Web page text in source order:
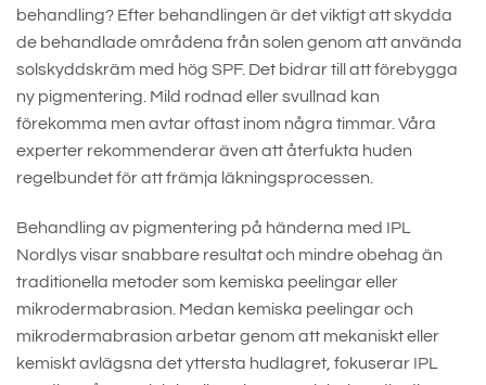
behandling? Efter behandlingen är det viktigt att skydda
de behandlade områdena från solen genom att använda
solskyddskräm med hög SPF. Det bidrar till att förebygga
ny pigmentering. Mild rodnad eller svullnad kan
förekomma men avtar oftast inom några timmar. Våra
experter rekommenderar även att återfukta huden
regelbundet för att främja läkningsprocessen.
Behandling av pigmentering på händerna med IPL
Nordlys visar snabbare resultat och mindre obehag än
traditionella metoder som kemiska peelingar eller
mikrodermabrasion. Medan kemiska peelingar och
mikrodermabrasion arbetar genom att mekaniskt eller
kemiskt avlägsna det yttersta hudlagret, fokuserar IPL